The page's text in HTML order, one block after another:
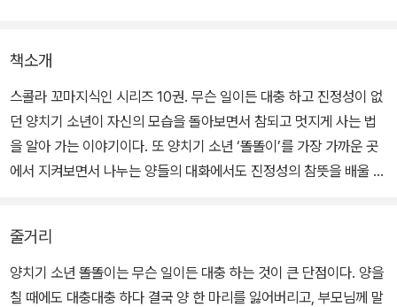
책소개
스콜라 꼬마지식인 시리즈 10권. 무슨 일이든 대충 하고 진정성이 없
던 양치기 소년이 자신의 모습을 돌아보면서 참되고 멋지게 사는 법
을 알아 가는 이야기이다. 또 양치기 소년 ‘똘똘이’를 가장 가까운 곳
에서 지켜보면서 나누는 양들의 대화에서도 진정성의 참뜻을 배울 수
다.
이 책은 <양치기 소년> 우화에서 보여 주는 거짓과 진실의 교훈에서
줄거리
양치기 소년 똘똘이는 무슨 일이든 대충 하는 것이 큰 단점이다. 양을
칠 때에도 대충대충 하다 결국 양 한 마리를 잃어버리고, 부모님께 말